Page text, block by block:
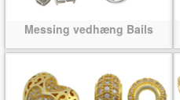
Messing vedhæng Bails